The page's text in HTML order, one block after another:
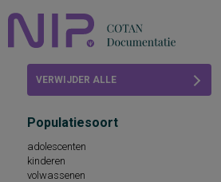
VERWIJDER ALLE
Populatiesoort
adolescenten
kinderen
volwassenen